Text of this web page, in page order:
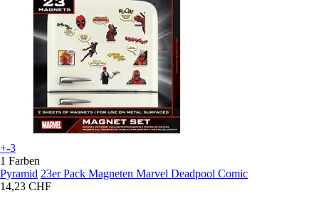
+-3
1 Farben
Pyramid 23er Pack Magneten Marvel Deadpool Comic
14,23 CHF